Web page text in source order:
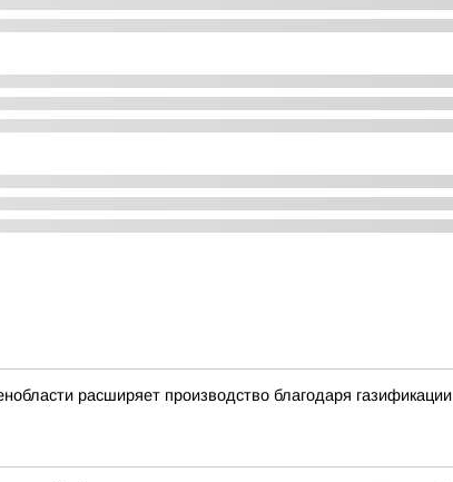
расширяет производство благодаря газификации